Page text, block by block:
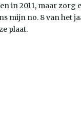
in 2011, maar zorg
mijn no. 8 van het
plaat.